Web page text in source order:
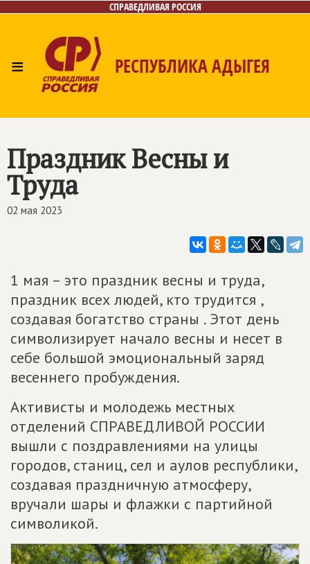
СПРАВЕДЛИВАЯ РОССИЯ
≡ РЕСПУБЛИКА АДЫГЕЯ
Контакты
Праздник Весны и
Труда
02 мая 2023
1 мая – это праздник весны и труда,
праздник всех людей, кто трудится ,
создавая богатство страны . Этот день
символизирует начало весны и несет в
себе большой эмоциональный заряд
весеннего пробуждения.
Активисты и молодежь местных
отделений СПРАВЕДЛИВОЙ РОССИИ
вышли с поздравлениями на улицы
городов, станиц, сел и аулов республики,
создавая праздничную атмосферу,
вручали шары и флажки с партийной
символикой.